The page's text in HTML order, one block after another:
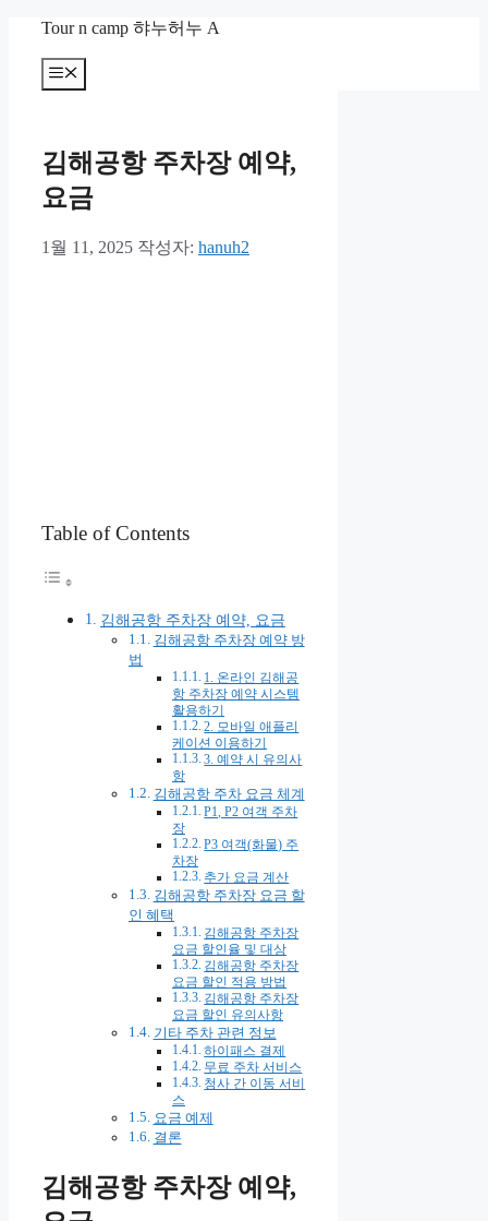
Tour n camp 햐누허누 A
메
뉴
김해공항 주차장 예약,
요금
1월 11, 2025 작성자: hanuh2
Table of Contents
김해공항 주차장 예약, 요금
김해공항 주차장 예약 방
법
1. 온라인 김해공
항 주차장 예약 시스템
활용하기
2. 모바일 애플리
케이션 이용하기
3. 예약 시 유의사
항
김해공항 주차 요금 체계
P1, P2 여객 주차
장
P3 여객(화물) 주
차장
추가 요금 계산
김해공항 주차장 요금 할
인 혜택
김해공항 주차장
요금 할인율 및 대상
김해공항 주차장
요금 할인 적용 방법
김해공항 주차장
요금 할인 유의사항
기타 주차 관련 정보
하이패스 결제
무료 주차 서비스
청사 간 이동 서비
스
요금 예제
결론
김해공항 주차장 예약,